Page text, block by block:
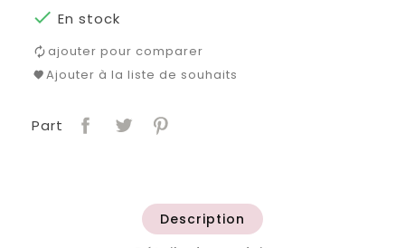
 En stock
ajouter pour comparer
Ajouter à la liste de souhaits
Part
Description